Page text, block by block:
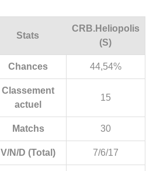
Stats
CRB.Heliopolis
(S)
Chances 44,54%
Classement
actuel
15
Matchs 30
V/N/D (Total) 7/6/17